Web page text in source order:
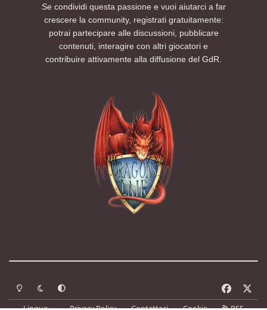
Se condividi questa passione e vuoi aiutarci a far
crescere la community, registrati gratuitamente:
potrai partecipare alle discussioni, pubblicare
contenuti, interagire con altri giocatori e
contribuire attivamente alla diffusione del GdR.
Modalità chiara
Modalità scuraSegui la preferenza del sistema
a